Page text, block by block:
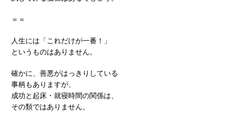
＝＝
人生には「これだけが一番！」
というものはありません。
確かに、善悪がはっきりしている
事柄もありますが、
成功と起床・就寝時間の関係は、
その類ではありません。